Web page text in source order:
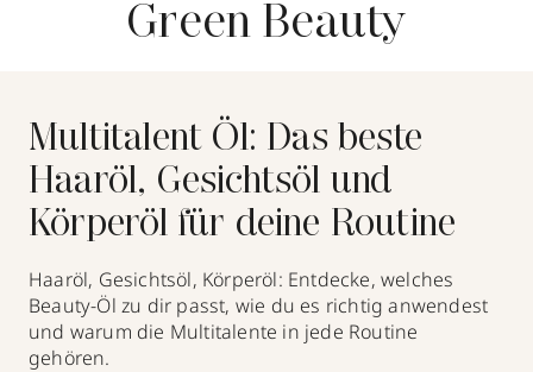
Über YBPN
Storefinder
Green Beauty
Multitalent Öl: Das beste
Haaröl, Gesichtsöl und
Körperöl für deine Routine
Haaröl, Gesichtsöl, Körperöl: Entdecke, welches
Beauty-Öl zu dir passt, wie du es richtig anwendest
und warum die Multitalente in jede Routine
gehören.